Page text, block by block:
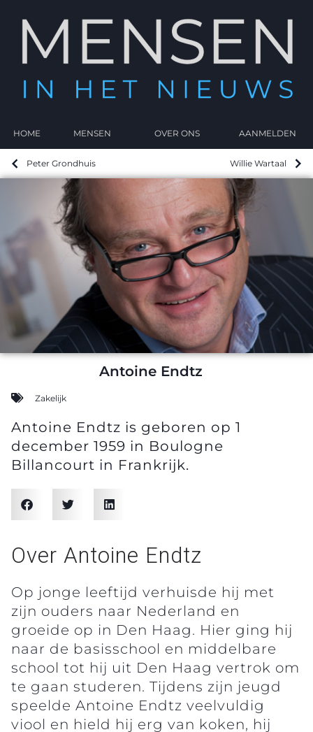
HOME MENSEN OVER ONS AANMELDEN
Peter Grondhuis Willie Wartaal
Antoine Endtz is geboren op 1
december 1959 in Boulogne
Billancourt in Frankrijk.
Antoine Endtz
Zakelijk
Over Antoine Endtz
Op jonge leeftijd verhuisde hij met
zijn ouders naar Nederland en
groeide op in Den Haag. Hier ging hij
naar de basisschool en middelbare
school tot hij uit Den Haag vertrok om
te gaan studeren. Tijdens zijn jeugd
speelde Antoine Endtz veelvuldig
viool en hield hij erg van koken, hij